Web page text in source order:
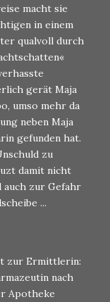
macht sie
in einem
qualvoll durch
gerät Maja
umso mehr da
neben Maja
gefunden hat.
zu
damit nicht
auch zur Gefahr
...
zur Ermittlerin:
nach
Apotheke